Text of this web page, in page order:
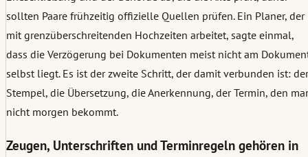
sollten Paare frühzeitig offizielle Quellen prüfen. Ein Planer, der
mit grenzüberschreitenden Hochzeiten arbeitet, sagte einmal,
dass die Verzögerung bei Dokumenten meist nicht am
selbst liegt. Es ist der zweite Schritt, der damit verbunden ist: der
Stempel, die Übersetzung, die Anerkennung, der Termin, den
nicht morgen bekommt.
Zeugen, Unterschriften und Terminregeln gehören in